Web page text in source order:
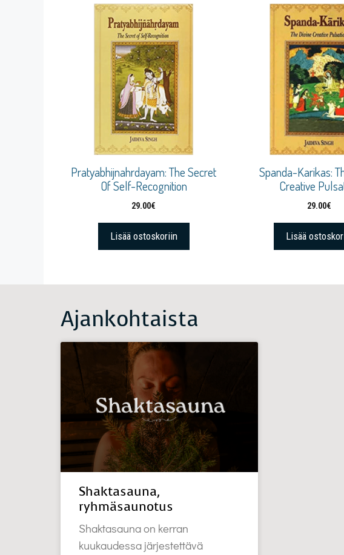
Pratyabhijnahrdayam: The Secret
Of Self-Recognition
29.00€
Lisää ostoskoriin
Spanda-Karikas:
Creative
29.00€
Lisää
Ajankohtaista
Shaktasauna,
ryhmäsaunotus
Shaktasauna on kerran
kuukaudessa järjestettävä